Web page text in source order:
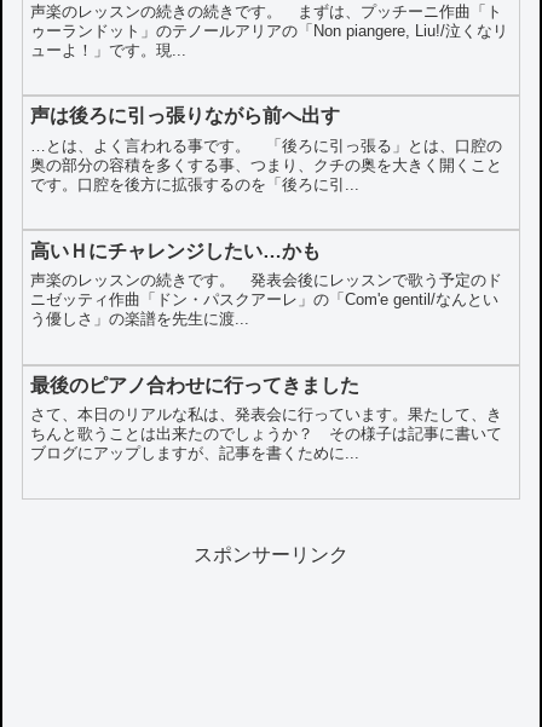
声楽のレッスンの続きの続きです。 まずは、プッチーニ作曲「ト
ゥーランドット」のテノールアリアの「Non piangere, Liu!/泣くなリ
ューよ！」です。現...
声は後ろに引っ張りながら前へ出す
…とは、よく言われる事です。 「後ろに引っ張る」とは、口腔の
奥の部分の容積を多くする事、つまり、クチの奥を大きく開くこと
です。口腔を後方に拡張するのを「後ろに引...
高いＨにチャレンジしたい…かも
声楽のレッスンの続きです。 発表会後にレッスンで歌う予定のド
ニゼッティ作曲「ドン・パスクアーレ」の「Com'e gentil/なんとい
う優しさ」の楽譜を先生に渡...
最後のピアノ合わせに行ってきました
さて、本日のリアルな私は、発表会に行っています。果たして、き
ちんと歌うことは出来たのでしょうか？ その様子は記事に書いて
ブログにアップしますが、記事を書くために...
スポンサーリンク